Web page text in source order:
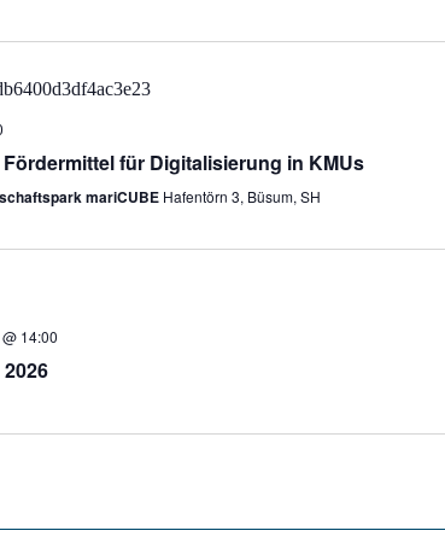
für Digitalisierung in KMUs
mariCUBE Hafentörn 3, Büsum, SH
14:00